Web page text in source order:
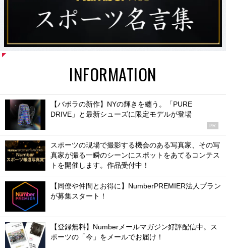
INFORMATION
【バボラの新作】NYの輝きを纏う。「PURE
DRIVE」と最新シューズに限定モデルが登場
PR
スポーツの現場で撮影する機会のある写真家、その写
真家が撮る一瞬のシーンにスポットをあてるコンテス
トを開催します。作品受付中！
【同僚や仲間とお得に】NumberPREMIER法人プラン
が募集スタート！
【登録無料】Numberメールマガジン好評配信中。ス
ポーツの「今」をメールでお届け！